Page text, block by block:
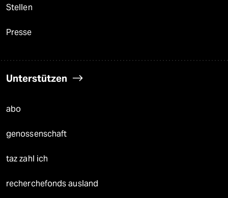
Stellen
Presse
Unterstützen
abo
genossenschaft
taz zahl ich
recherchefonds ausland